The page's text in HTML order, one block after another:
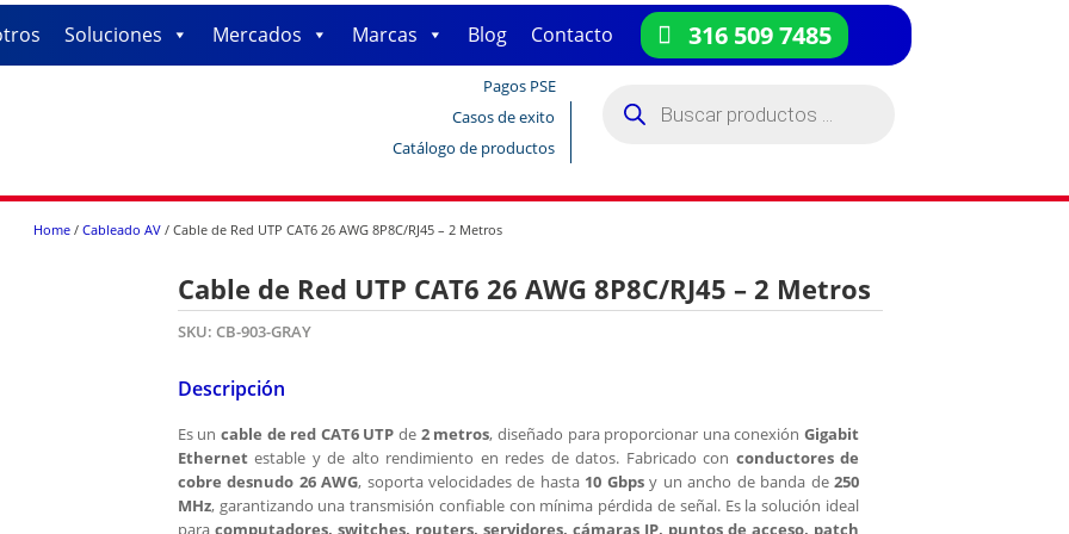
Soluciones Mercados Marcas Blog Contacto 316 509 7485
Pagos PSE
Casos de exito
Catálogo de productos
productos
Home/ Cableado AV/ Cable de Red UTP CAT6 26 AWG 8P8C/RJ45 – 2 Metros
Cable de Red UTP CAT6 26 AWG 8P8C/RJ45 – 2 Metros
SKU: CB-903-GRAY
Descripción
Es un cable de red CAT6 UTP de 2 metros, diseñado para proporcionar una conexiónGigabit
Ethernetestable y de alto rendimiento en redes de datos. Fabricado con conductores de
cobre desnudo 26 AWG, soporta velocidades de hasta 10 Gbpsy un ancho de banda de250
MHz, garantizando una transmisión confiable con mínima pérdida de señal. Es la solución ideal
para computadores, switches, routers, servidores, cámaras IP, puntos de acceso, patch